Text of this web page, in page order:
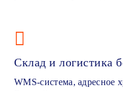
Склад и логистика
WMS-система, адресное